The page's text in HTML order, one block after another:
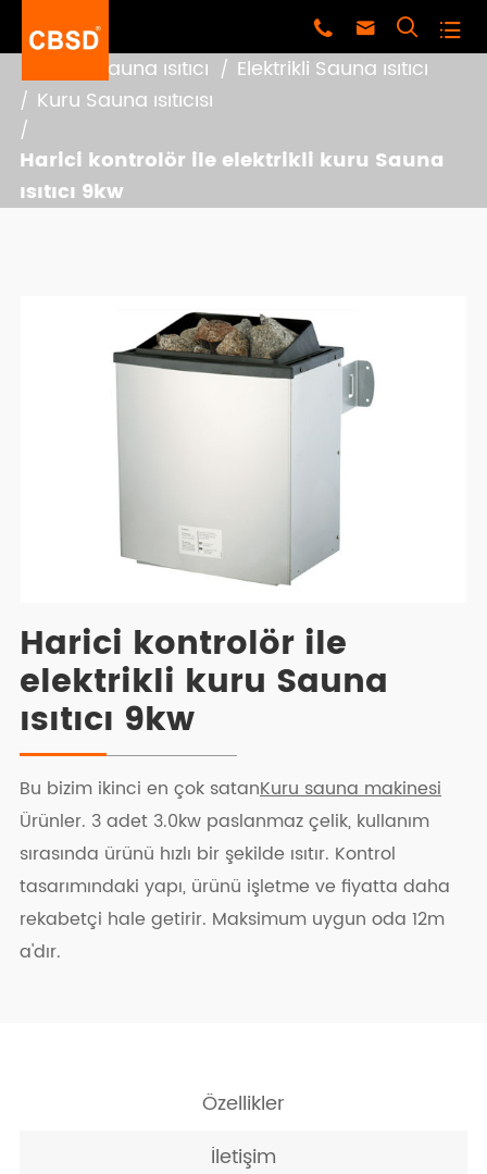
   
Sauna ısıtıcı
Elektrikli Sauna ısıtıcı
Kuru Sauna ısıtıcısı
Harici kontrolör ile elektrikli kuru Sauna
ısıtıcı 9kw
Harici kontrolör ile
elektrikli kuru Sauna
ısıtıcı 9kw
Bu bizim ikinci en çok satanKuru sauna makinesi
Ürünler. 3 adet 3.0kw paslanmaz çelik, kullanım
sırasında ürünü hızlı bir şekilde ısıtır. Kontrol
tasarımındaki yapı, ürünü işletme ve fiyatta daha
rekabetçi hale getirir. Maksimum uygun oda 12m
a'dır.
Özellikler
İletişim